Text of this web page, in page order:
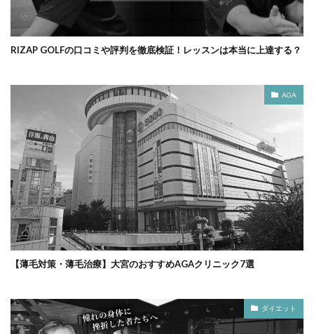
RIZAP GOLFの口コミや評判を徹底検証！レッスンは本当に上達する？
AGA
【薄毛対策・薄毛治療】大宮のおすすめAGAクリニック7選
ダイエット